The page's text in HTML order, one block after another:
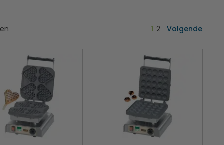
1 2 Volgende